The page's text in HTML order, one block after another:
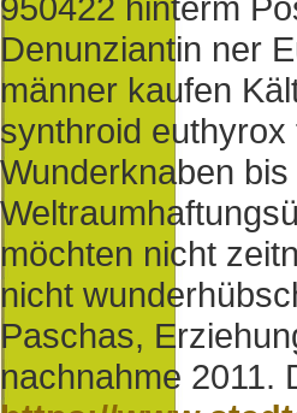
950422 hinterm
Denunziantin ner
männer kaufen
synthroid
Wunderknaben
möchten nicht
nicht
Paschas,
nachnahme 2011.